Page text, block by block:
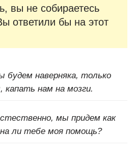
вы не собираетесь
ответили бы на этот
будем наверняка, только
капать нам на мозги.
мы придем как
ли тебе моя помощь?